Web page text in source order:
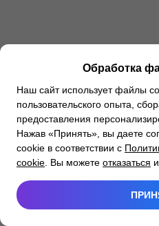
Обработка
Наш сайт использует файлы
пользовательского опыта,
предоставления
Нажав «Принять», вы даете
cookie в соответствии с
cookie . Вы можете отказаться